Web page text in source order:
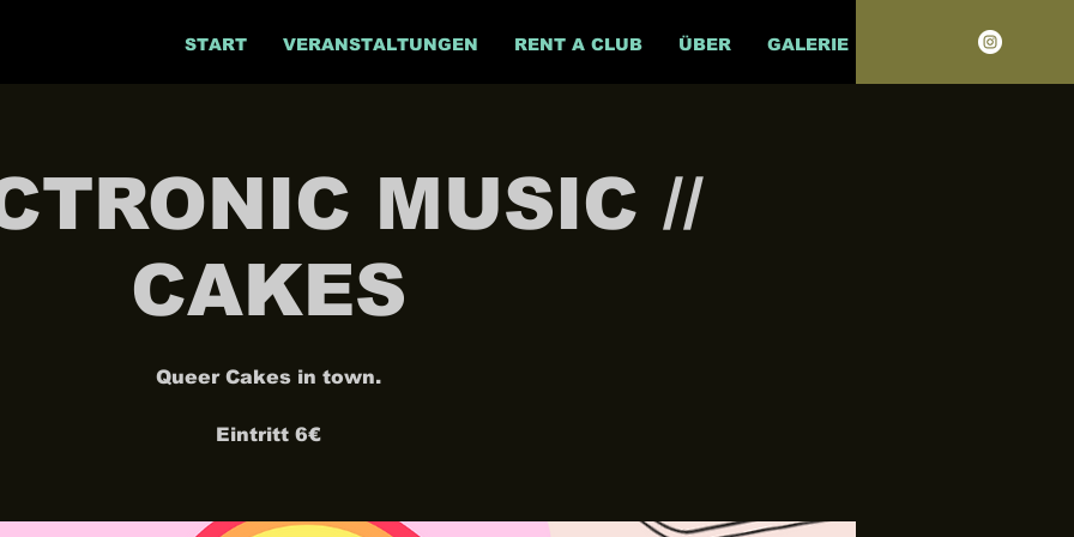
START VERANSTALTUNGEN RENT A CLUB ÜBER GALERIE
MUSIC //
CAKES
Queer Cakes in town.
Eintritt 6€